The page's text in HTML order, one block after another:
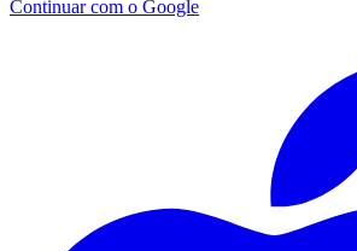
Continuar com o Google